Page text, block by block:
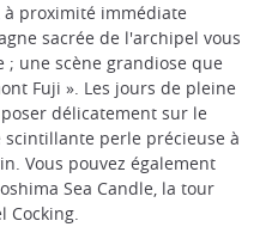
à proximité immédiate
sacrée de l'archipel vous
une scène grandiose que
Fuji ». Les jours de pleine
délicatement sur le
perle précieuse à
Vous pouvez également
Sea Candle, la tour
Cocking.